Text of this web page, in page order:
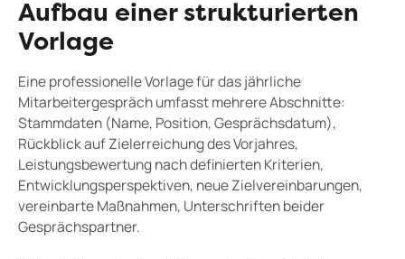
Aufbau einer strukturierten
Vorlage
Eine professionelle Vorlage für das jährliche
Mitarbeitergespräch umfasst mehrere Abschnitte:
Stammdaten (Name, Position, Gesprächsdatum),
Rückblick auf Zielerreichung des Vorjahres,
Leistungsbewertung nach definierten Kriterien,
Entwicklungsperspektiven, neue Zielvereinbarungen,
vereinbarte Maßnahmen, Unterschriften beider
Gesprächspartner.